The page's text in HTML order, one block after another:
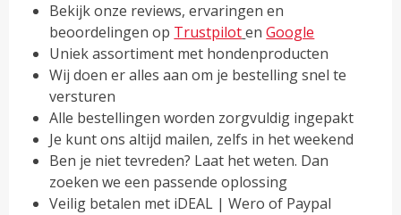
Bekijk onze reviews, ervaringen en
beoordelingen op TrustpilotenGoogle
Uniek assortiment met hondenproducten
Wij doen er alles aan om je bestelling snel te
versturen
Alle bestellingen worden zorgvuldig ingepakt
Je kunt ons altijd mailen, zelfs in het weekend
Ben je niet tevreden? Laat het weten. Dan
zoeken we een passende oplossing
Veilig betalen met iDEAL | Wero of Paypal